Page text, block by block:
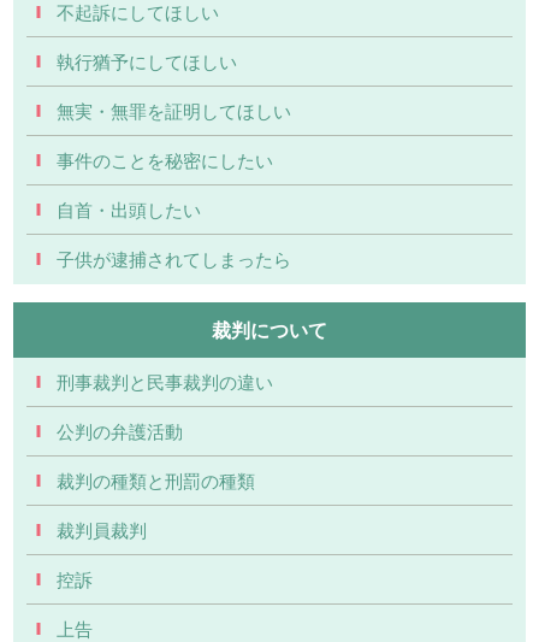
不起訴にしてほしい
執行猶予にしてほしい
無実・無罪を証明してほしい
事件のことを秘密にしたい
自首・出頭したい
子供が逮捕されてしまったら
裁判について
刑事裁判と民事裁判の違い
公判の弁護活動
裁判の種類と刑罰の種類
裁判員裁判
控訴
上告